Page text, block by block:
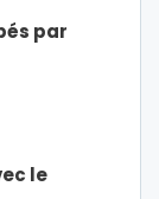
par
le